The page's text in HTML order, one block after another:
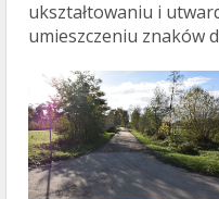
ukształtowaniu i
umieszczeniu znaków